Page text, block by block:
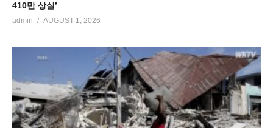
410만 상실’
admin AUGUST 1, 2026